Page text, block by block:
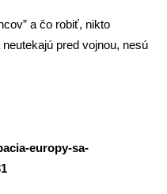
a čo robiť, nikto
pred vojnou, nesú
europy-sa-